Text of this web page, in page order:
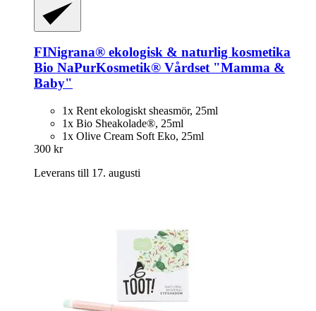
FINigrana® ekologisk & naturlig kosmetika
Bio NaPurKosmetik® Vårdset "Mamma &
Baby"
1x Rent ekologiskt sheasmör, 25ml
1x Bio Sheakolade®, 25ml
1x Olive Cream Soft Eko, 25ml
300 kr
Leverans till 17. augusti